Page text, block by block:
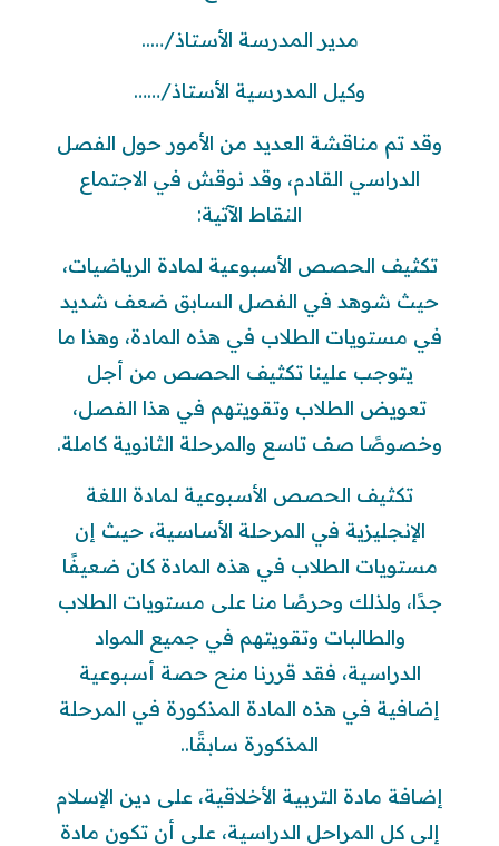
مدير المدرسة الأستاذ/…..
وكيل المدرسية الأستاذ/……
وقد تم مناقشة العديد من الأمور حول الفصل
الدراسي القادم، وقد نوقش في الاجتماع
النقاط الآتية:
تكثيف الحصص الأسبوعية لمادة الرياضيات،
حيث شوهد في الفصل السابق ضعف شديد
في مستويات الطلاب في هذه المادة، وهذا ما
يتوجب علينا تكثيف الحصص من أجل
تعويض الطلاب وتقويتهم في هذا الفصل،
وخصوصًا صف تاسع والمرحلة الثانوية كاملة.
تكثيف الحصص الأسبوعية لمادة اللغة
الإنجليزية في المرحلة الأساسية، حيث إن
مستويات الطلاب في هذه المادة كان ضعيفًا
جدًا، ولذلك وحرصًا منا على مستويات الطلاب
والطالبات وتقويتهم في جميع المواد
الدراسية، فقد قررنا منح حصة أسبوعية
إضافية في هذه المادة المذكورة في المرحلة
المذكورة سابقًا..
إضافة مادة التربية الأخلاقية، على دين الإسلام
إلى كل المراحل الدراسية، على أن تكون مادة